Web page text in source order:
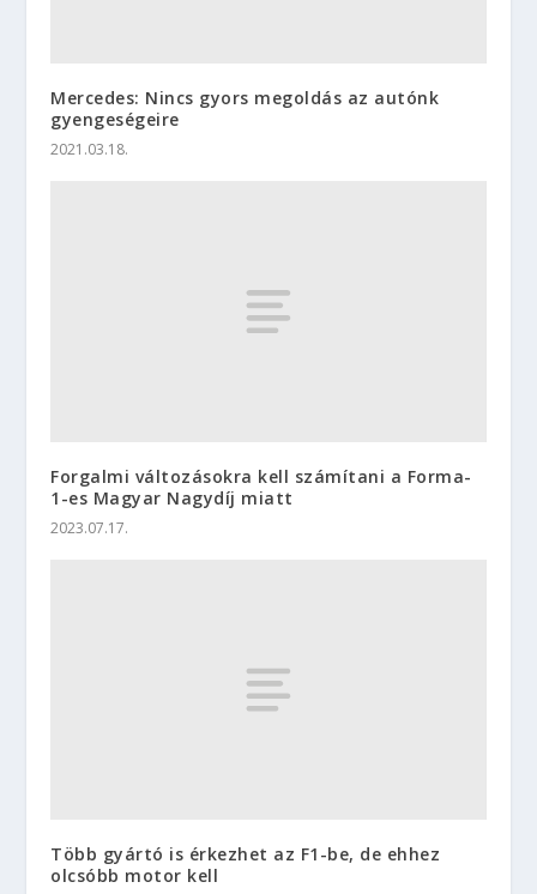
Mercedes: Nincs gyors megoldás az autónk
gyengeségeire
2021.03.18.
Forgalmi változásokra kell számítani a Forma-
1-es Magyar Nagydíj miatt
2023.07.17.
Több gyártó is érkezhet az F1-be, de ehhez
olcsóbb motor kell